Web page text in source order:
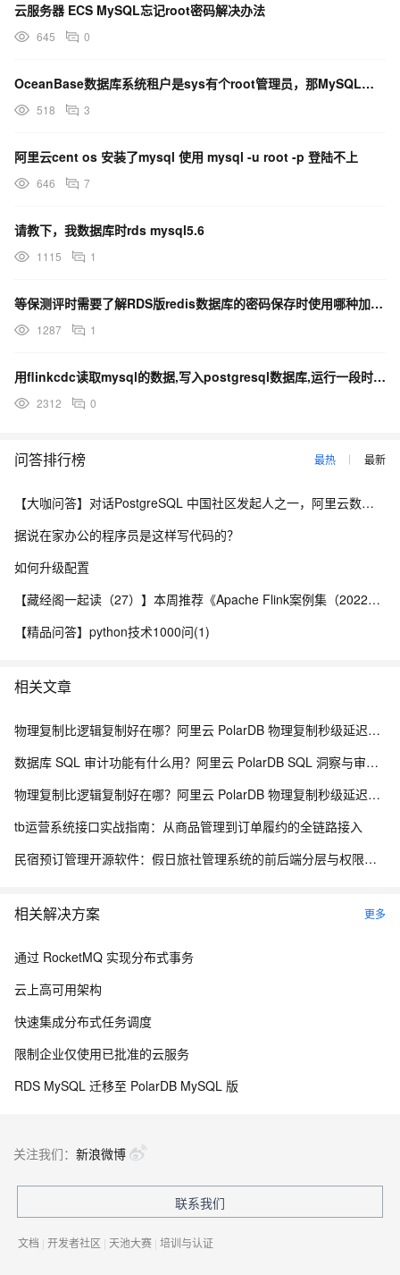
云服务器 ECS MySQL忘记root密码解决办法
645 0
OceanBase数据库系统租户是sys有个root管理员，那MySQL租户又是什么的？
518 3
阿里云cent os 安装了mysql 使用 mysql -u root -p 登陆不上
646 7
请教下，我数据库时rds mysql5.6
1115 1
等保测评时需要了解RDS版redis数据库的密码保存时使用哪种加密算法
1287 1
用flinkcdc读取mysql的数据,写入postgresql数据库,运行一段时间后挂了
2312 0
问答排行榜 最热 最新
【大咖问答】对话PostgreSQL 中国社区发起人之一，阿里云数据库高级专家 德哥
据说在家办公的程序员是这样写代码的？
如何升级配置
【藏经阁一起读（27）】本周推荐《Apache Flink案例集（2022版）》，你有哪些心得？
【精品问答】python技术1000问(1)
相关文章
物理复制比逻辑复制好在哪？阿里云 PolarDB 物理复制秒级延迟解析
数据库 SQL 审计功能有什么用？阿里云 PolarDB SQL 洞察与审计解析
物理复制比逻辑复制好在哪？阿里云 PolarDB 物理复制秒级延迟解析
tb运营系统接口实战指南：从商品管理到订单履约的全链路接入
民宿预订管理开源软件：假日旅社管理系统的前后端分层与权限控制设计
相关解决方案 更多
通过 RocketMQ 实现分布式事务
云上高可用架构
快速集成分布式任务调度
限制企业仅使用已批准的云服务
RDS MySQL 迁移至 PolarDB MySQL 版
关注我们： 新浪微博
联系我们
文档 | 开发者社区 | 天池大赛 | 培训与认证